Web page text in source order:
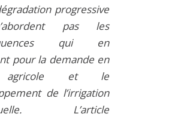
progressive
pas les
qui en
pour la demande en
agricole et le
de l’irrigation
L’article